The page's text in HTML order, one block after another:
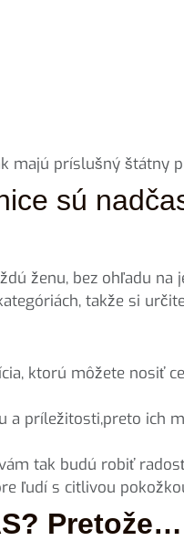
majú príslušný štátny
sú
ženu, bez ohľadu
takže si
ktorú môžete nosiť
a príležitosti,preto ich
tak budú robiť
ľudí s citlivou
Pretože…